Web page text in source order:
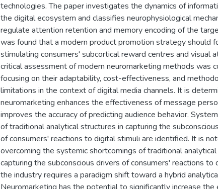
technologies. The paper investigates the dynamics of
the digital ecosystem and classifies neurophysiological
regulate attention retention and memory encoding of the
was found that a modern product promotion strategy should
stimulating consumers' subcortical reward centres and visual
critical assessment of modern neuromarketing methods was
focusing on their adaptability, cost-effectiveness, and
limitations in the context of digital media channels. It is
neuromarketing enhances the effectiveness of message
improves the accuracy of predicting audience behavior.
of traditional analytical structures in capturing the
of consumers' reactions to digital stimuli are identified. It is
overcoming the systemic shortcomings of traditional
capturing the subconscious drivers of consumers' reactions to
the industry requires a paradigm shift toward a hybrid